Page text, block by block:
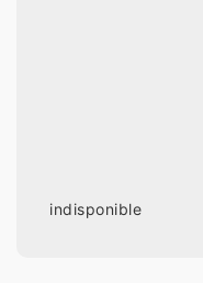
indisponible